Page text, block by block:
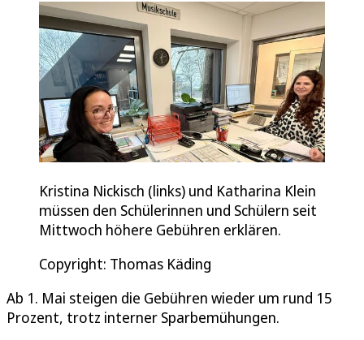
Kristina Nickisch (links) und Katharina Klein
müssen den Schülerinnen und Schülern seit
Mittwoch höhere Gebühren erklären.
Copyright: Thomas Käding
Ab 1. Mai steigen die Gebühren wieder um rund 15
Prozent, trotz interner Sparbemühungen.